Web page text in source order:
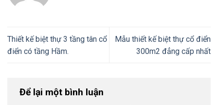
Thiết kế biệt thự 3 tầng tân cổ
điển có tầng Hầm.
Mẫu thiết kế biệt thự cổ điển
300m2 đẳng cấp nhất
Để lại một bình luận